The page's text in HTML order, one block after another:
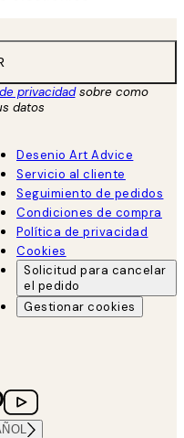
privacidadsobre como
datos
Desenio Art Advice
Servicio al cliente
Seguimiento de pedidos
Condiciones de compra
Política de privacidad
Cookies
Solicitud para cancelar
el pedido
Gestionar cookies